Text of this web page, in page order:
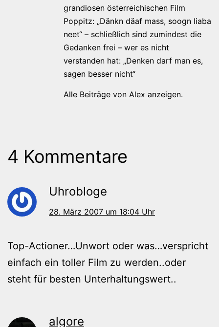
grandiosen österreichischen Film
Poppitz: „Dänkn däaf mass, soogn liaba
neet“ – schließlich sind zumindest die
Gedanken frei – wer es nicht
verstanden hat: „Denken darf man es,
sagen besser nicht“
Alle Beiträge von Alex anzeigen.
4 Kommentare
Uhrobloge
28. März 2007 um 18:04 Uhr
Top-Actioner…Unwort oder was…verspricht
einfach ein toller Film zu werden..oder
steht für besten Unterhaltungswert..
algore